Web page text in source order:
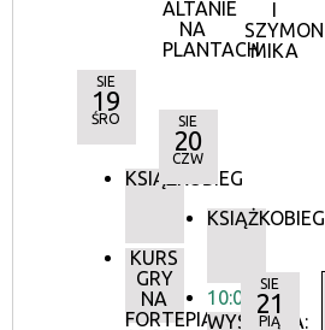
ALTANIE
NA
PLANTACH
I
SZYMON
MIKA
SIE
19
ŚRO
KSIĄŻKOBIEG
KURS
GRY
NA
FORTEPIANIE
SIE
20
CZW
KSIĄŻKOBIEG
10:00
WYSTAWA:
SIE
21
PIĄ